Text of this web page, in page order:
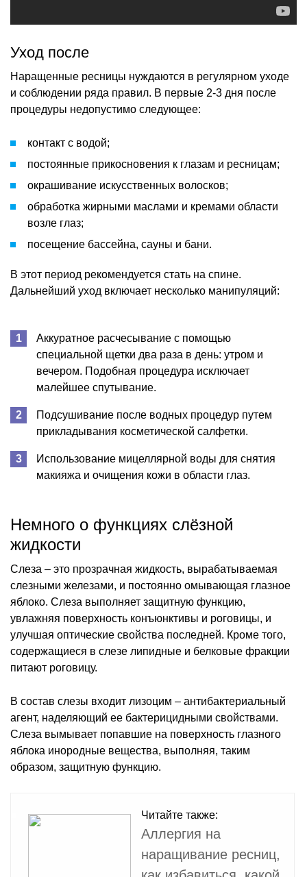
Уход после
Наращенные ресницы нуждаются в регулярном уходе
и соблюдении ряда правил. В первые 2-3 дня после
процедуры недопустимо следующее:
контакт с водой;
постоянные прикосновения к глазам и ресницам;
окрашивание искусственных волосков;
обработка жирными маслами и кремами области
возле глаз;
посещение бассейна, сауны и бани.
В этот период рекомендуется стать на спине.
Дальнейший уход включает несколько манипуляций:
Аккуратное расчесывание с помощью
специальной щетки два раза в день: утром и
вечером. Подобная процедура исключает
малейшее спутывание.
Подсушивание после водных процедур путем
прикладывания косметической салфетки.
Использование мицеллярной воды для снятия
макияжа и очищения кожи в области глаз.
Немного о функциях слёзной
жидкости
Слеза – это прозрачная жидкость, вырабатываемая
слезными железами, и постоянно омывающая глазное
яблоко. Слеза выполняет защитную функцию,
увлажняя поверхность конъюнктивы и роговицы, и
улучшая оптические свойства последней. Кроме того,
содержащиеся в слезе липидные и белковые фракции
питают роговицу.
В состав слезы входит лизоцим – антибактериальный
агент, наделяющий ее бактерицидными свойствами.
Слеза вымывает попавшие на поверхность глазного
яблока инородные вещества, выполняя, таким
образом, защитную функцию.
Читайте также:
Аллергия на
наращивание ресниц,